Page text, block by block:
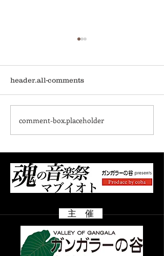
オフィシャル先行販売開
始！お早めに！！
header.all-comments
comment-box.placeholder
主 催